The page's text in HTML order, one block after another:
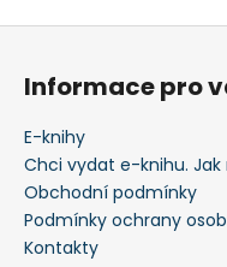
Z
Informace pro
E-knihy
Chci vydat e-knihu. Jak
Obchodní podmínky
Podmínky ochrany
Kontakty